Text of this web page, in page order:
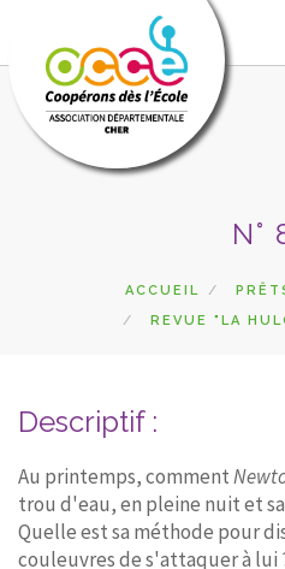
ACTIONS PÉDAGOGIQUES
GÉRER SA COOPÉRATIVE
RESSOURCES
CONTACT
N°
ACCUEIL
REVUE "LA
Descriptif :
Au printemps, comment
trou d'eau, en pleine nuit et
Quelle est sa méthode pour
couleuvres de s'attaquer à